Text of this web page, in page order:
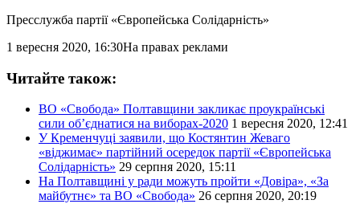
Пресслужба партії «Європейська Солідарність»
1 вересня 2020, 16:30На правах реклами
Читайте також:
ВО «Свобода» Полтавщини закликає проукраїнські
сили об’єднатися на виборах-2020 1 вересня 2020, 12:41
У Кременчуці заявили, що Костянтин Жеваго
«віджимає» партійний осередок партії «Європейська
Солідарність» 29 серпня 2020, 15:11
На Полтавщині у ради можуть пройти «Довіра», «За
майбутнє» та ВО «Свобода» 26 серпня 2020, 20:19